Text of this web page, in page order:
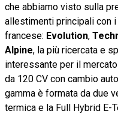
che abbiamo visto sulla
allestimenti principali con
francese: Evolution,
Alpine, la più ricercata e
interessante per il
da 120 CV con cambio
gamma è formata da due
termica e la Full Hybrid E-